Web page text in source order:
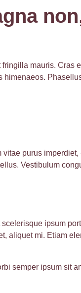
mauris. Cras
himenaeos.
purus imperdiet,
Vestibulum
ipsum
aliquet mi. Etiam
semper ipsum sit